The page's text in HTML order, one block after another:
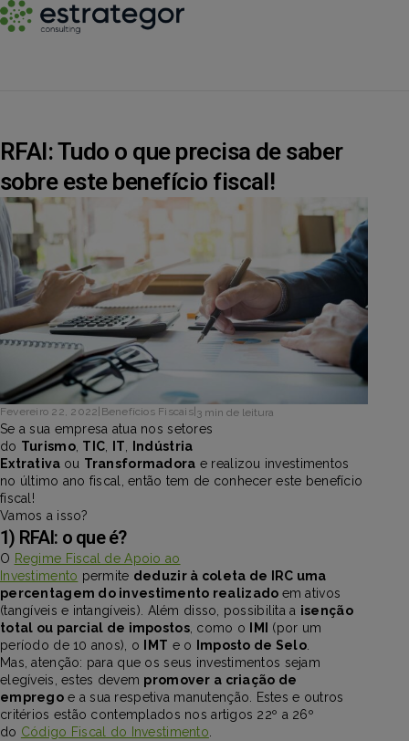
RFAI: Tudo o que precisa de saber
sobre este benefício fiscal!
Fevereiro 22, 2022 Benefícios Fiscais| 3 min de leitura
Se a sua empresa atua nos setores
do Turismo, TIC IT
Indústria
Extrativa ou Transformadora e realizou investimentos
no último ano fiscal, então tem de conhecer este benefício
fiscal!
Vamos a isso?
1) RFAI: o que é?
O Regime Fiscal de Apoio ao
Investimento permite deduzir à coleta de IRC uma
percentagem do investimento realizado em ativos
(tangíveis e intangíveis). Além disso, possibilita a isenção
total ou parcial de impostos, como o IMI
(por um
período de 10 anos), o
IMT e o Imposto de Selo.
Mas, atenção: para que os seus investimentos sejam
elegíveis, estes devem promover a criação de
empregoe a sua respetiva manutenção. Estes e outros
critérios estão contemplados nos artigos 22º a 26º
do Código Fiscal do Investimento